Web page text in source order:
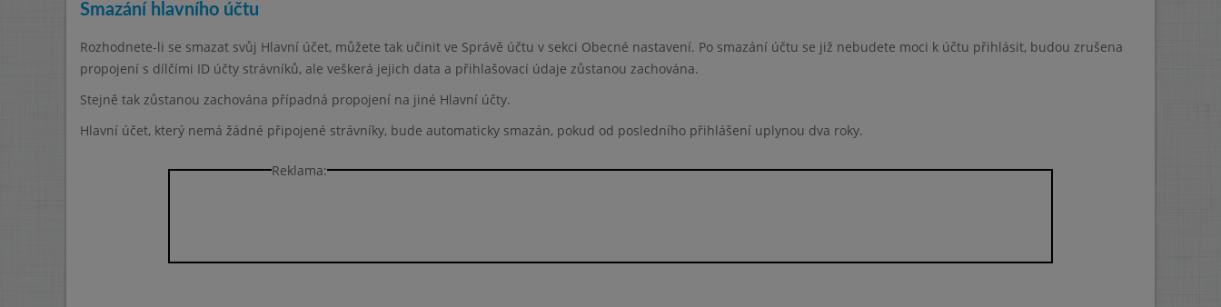
Smazání hlavního účtu
Rozhodnete-li se smazat svůj Hlavní účet, můžete tak učinit ve Správě účtu v sekci Obecné nastavení. Po smazání účtu se již nebudete moci k účtu přihlásit, budou zrušena
propojení s dílčími ID účty strávníků, ale veškerá jejich data a přihlašovací údaje zůstanou zachována.
Stejně tak zůstanou zachována případná propojení na jiné Hlavní účty.
Hlavní účet, který nemá žádné připojené strávníky, bude automaticky smazán, pokud od posledního přihlášení uplynou dva roky.
Reklama: